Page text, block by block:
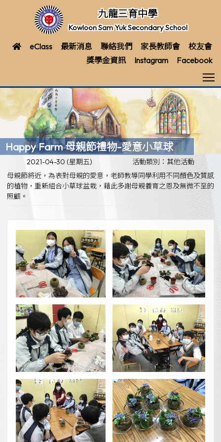
九龍三育中學
Kowloon Sam Yuk Secondary School
eClass 最新消息 聯絡我們 家長教師會
校友會
獎學金資訊
Instagram Facebook
Happy Farm 母親節禮物-愛意小草球
2021-04-30 (星期五)
活動類別：其他活動
母親節將近，為表對母親的愛意，老師教導同學利用不同顏色及質感
的植物，重新組合小草球盆栽，藉此多謝母親養育之恩及無微不至的
照顧。